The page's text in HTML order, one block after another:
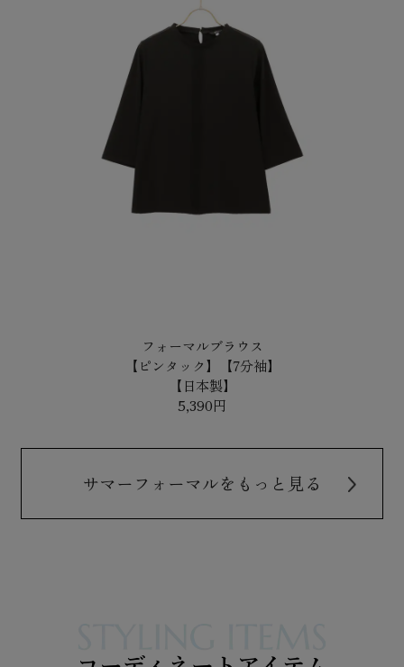
フォーマルブラウス
【ピンタック】【7分袖】
【日本製】
5,390円
サマーフォーマルをもっと見る